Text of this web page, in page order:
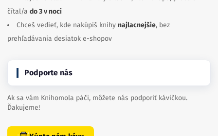
čítal/a do 3 v noci
Chceš vedieť, kde nakúpiš knihy najlacnejšie, bez
prehľadávania desiatok e-shopov
Podporte nás
Ak sa vám Knihomola páči, môžete nás podporiť kávičkou.
Ďakujeme!